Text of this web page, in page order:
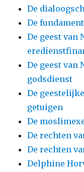
De
De
De geest van
De geest van
godsdienst
De
getuigen
De
De rechten
De rechten
Delphine